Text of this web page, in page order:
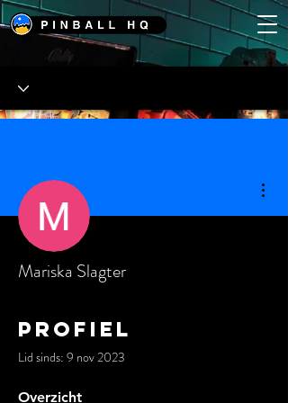
Mariska Slagter
Profiel
Lid sinds: 9 nov 2023
Overzicht